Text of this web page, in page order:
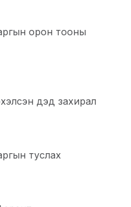
орон тооны
дэд захирал
туслах